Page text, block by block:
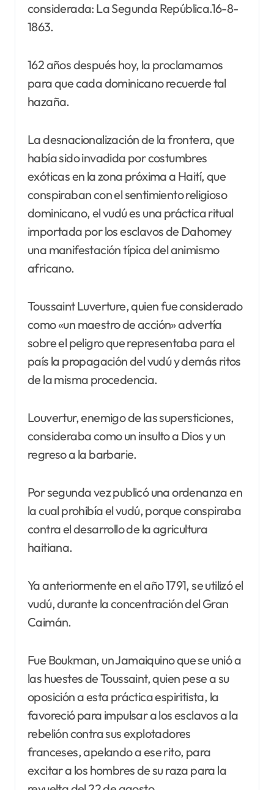
considerada: La Segunda República.16-8-
1863.
162 años después hoy, la proclamamos
para que cada dominicano recuerde tal
hazaña.
La desnacionalización de la frontera, que
había sido invadida por costumbres
exóticas en la zona próxima a Haití, que
conspiraban con el sentimiento religioso
dominicano, el vudú es una práctica ritual
importada por los esclavos de Dahomey
una manifestación típica del animismo
africano.
Toussaint Luverture, quien fue considerado
como «un maestro de acción» advertía
sobre el peligro que representaba para el
país la propagación del vudú y demás ritos
de la misma procedencia.
Louvertur, enemigo de las supersticiones,
consideraba como un insulto a Dios y un
regreso a la barbarie.
Por segunda vez publicó una ordenanza en
la cual prohibía el vudú, porque conspiraba
contra el desarrollo de la agricultura
haitiana.
Ya anteriormente en el año 1791, se utilizó el
vudú, durante la concentración del Gran
Caimán.
Fue Boukman, un Jamaiquino que se unió a
las huestes de Toussaint, quien pese a su
oposición a esta práctica espiritista, la
favoreció para impulsar a los esclavos a la
rebelión contra sus explotadores
franceses, apelando a ese rito, para
excitar a los hombres de su raza para la